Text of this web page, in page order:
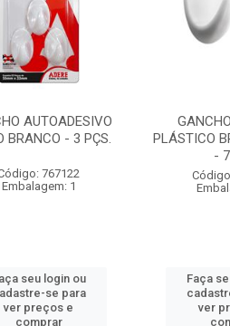
AUTOADESIVO
BRANCO - 3 PÇS.
767122
Embalagem: 1
seu login ou
se para
ver preços e
comprar
PLÁSTICO
-
Faça
ver